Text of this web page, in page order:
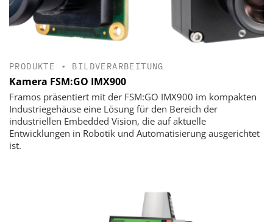
PRODUKTE • BILDVERARBEITUNG
Kamera FSM:GO IMX900
Framos präsentiert mit der FSM:GO IMX900 im kompakten
Industriegehäuse eine Lösung für den Bereich der
industriellen Embedded Vision, die auf aktuelle
Entwicklungen in Robotik und Automatisierung ausgerichtet
ist.